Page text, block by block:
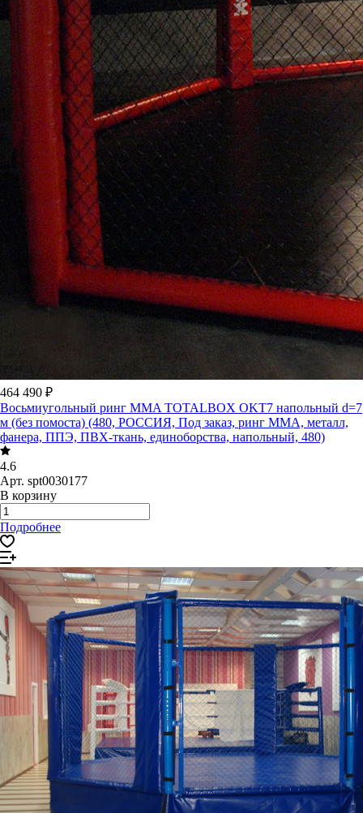
464 490 ₽
Восьмиугольный ринг MMA TOTALBOX OKT7 напольный d=7
м (без помоста) (480, РОССИЯ, Под заказ, ринг ММА, металл,
фанера, ППЭ, ПВХ-ткань, единоборства, напольный, 480)
4.6
Арт. spt0030177
В корзину
Подробнее